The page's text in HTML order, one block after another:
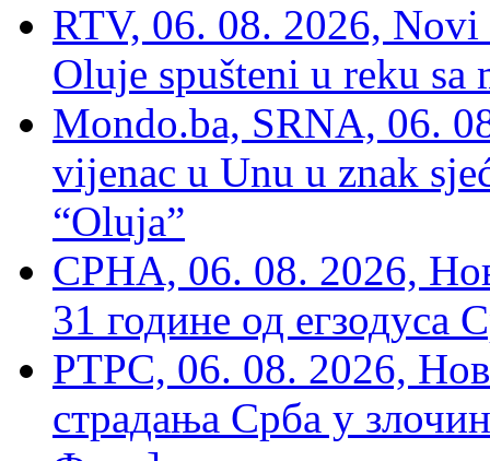
RTV, 06. 08. 2026, Novi
Oluje spušteni u reku sa
Mondo.ba, SRNA, 06.
vijenac u Unu u znak
“Oluja”
СРНА, 06. 08. 2026,
31 године од егзодуса
РТРС, 06. 08. 2026,
страдања Срба у